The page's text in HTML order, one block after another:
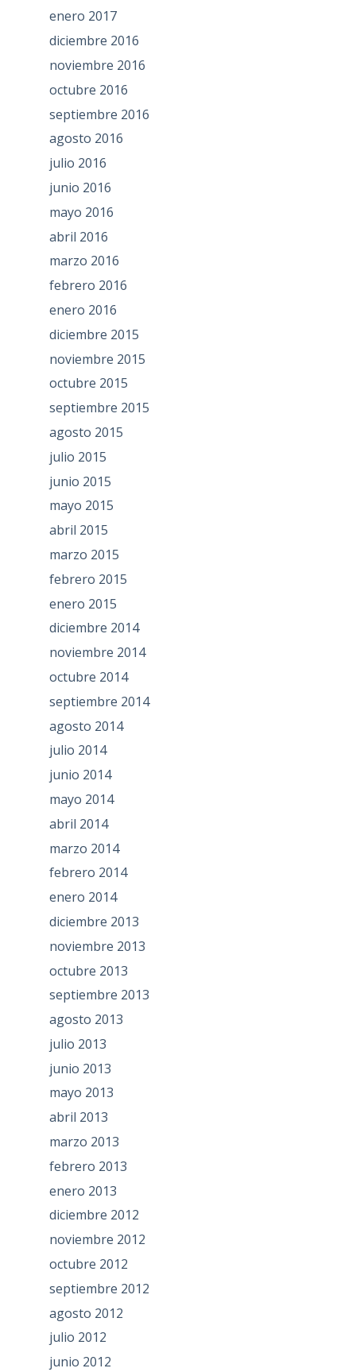
enero 2017
diciembre 2016
noviembre 2016
octubre 2016
septiembre 2016
agosto 2016
julio 2016
junio 2016
mayo 2016
abril 2016
marzo 2016
febrero 2016
enero 2016
diciembre 2015
noviembre 2015
octubre 2015
septiembre 2015
agosto 2015
julio 2015
junio 2015
mayo 2015
abril 2015
marzo 2015
febrero 2015
enero 2015
diciembre 2014
noviembre 2014
octubre 2014
septiembre 2014
agosto 2014
julio 2014
junio 2014
mayo 2014
abril 2014
marzo 2014
febrero 2014
enero 2014
diciembre 2013
noviembre 2013
octubre 2013
septiembre 2013
agosto 2013
julio 2013
junio 2013
mayo 2013
abril 2013
marzo 2013
febrero 2013
enero 2013
diciembre 2012
noviembre 2012
octubre 2012
septiembre 2012
agosto 2012
julio 2012
junio 2012